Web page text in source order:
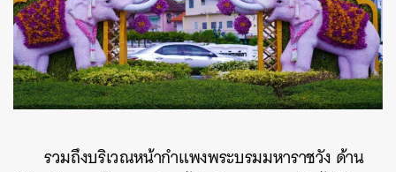
รวมถึงบริเวณหน้ากำแพงพระบรมมหาราชวัง ด้าน